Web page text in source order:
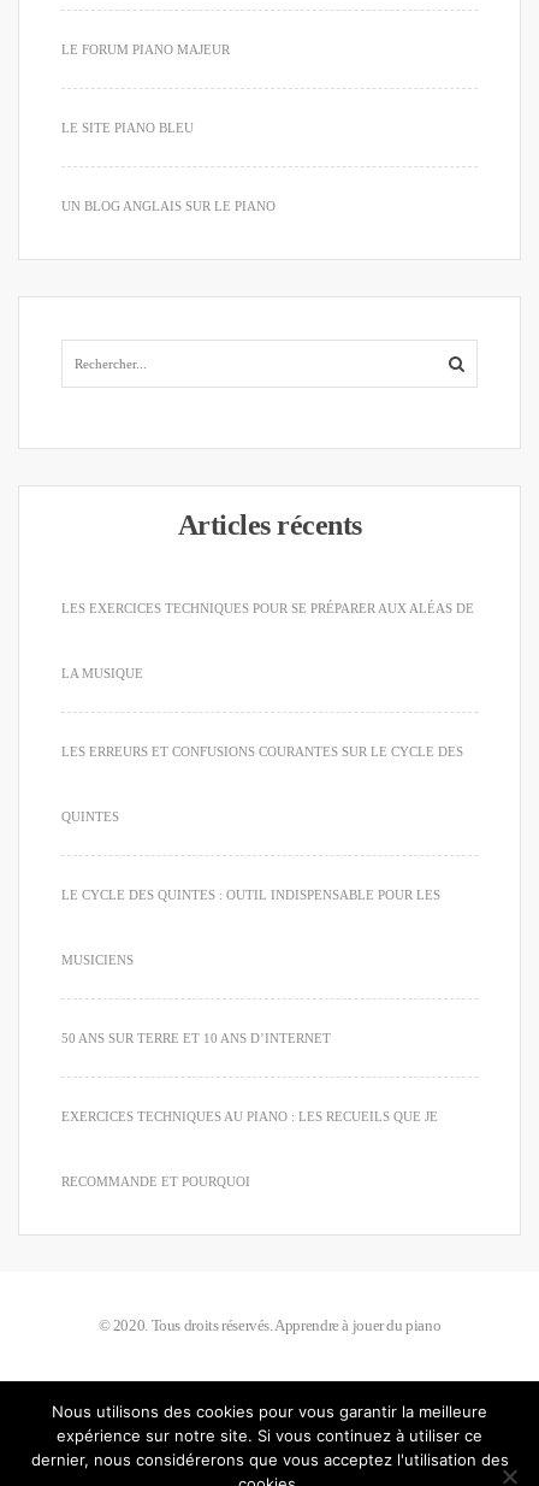
LE FORUM PIANO MAJEUR
LE SITE PIANO BLEU
UN BLOG ANGLAIS SUR LE PIANO
Articles récents
LES EXERCICES TECHNIQUES POUR SE PRÉPARER AUX ALÉAS DE
LA MUSIQUE
LES ERREURS ET CONFUSIONS COURANTES SUR LE CYCLE DES
QUINTES
LE CYCLE DES QUINTES : OUTIL INDISPENSABLE POUR LES
MUSICIENS
50 ANS SUR TERRE ET 10 ANS D’INTERNET
EXERCICES TECHNIQUES AU PIANO : LES RECUEILS QUE JE
RECOMMANDE ET POURQUOI
© 2020. Tous droits réservés. Apprendre à jouer du piano
Nous utilisons des cookies pour vous garantir la meilleure
expérience sur notre site. Si vous continuez à utiliser ce
dernier, nous considérerons que vous acceptez l'utilisation des